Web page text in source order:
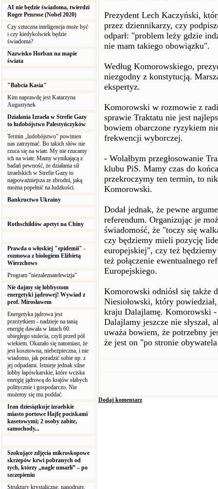
AI nie będzie świadoma, twierdzi
Roger Penrose (Nobel 2020)
Czy sztuczna inteligencja może być
i czy kiedykolwiek będzie
świadoma?
Nazwisko Horban na mapie
świata
"Babcia Kasia"
Kim naprawdę jest Katarzyna
Augustynek
Działania Izraela w Strefie Gazy
to ludobójstwo Palestyńczyków
Termin „ludobójstwo” powinien
nas zatrzymać. Bo takich słów nie
rzuca się na wiatr. My nie rzucamy
ich na wiatr. Mamy wynikającą z
badań pewność, że działania sił
izraelskich w Strefie Gazy to
najpoważniejsza ze zbrodni, jaką
można popełnić na ludzkości.
Bankructwo Ukrainy
Rothschildów apetyt na Chiny
Prawda o włoskiej "epidemii" -
rozmowa z biologiem Elżbietą
Wierzchows
Program "niezaleznatelewizja"
Nie dajmy się lobbystom
energetyki jądrowej! Wywiad z
prof. Mirosławem
Energetyka jądrowa jest
przeżytkiem - nadzieje na tanią
energię dawała w latach 60.
ubiegłego stulecia, czyli przed pół
wiekiem. Okazało się natomiast, że
jest kosztowna, niebezpieczna, i nie
wiadomo, jak poradzić sobie np. z
jej odpadami. Istnieje jednak silne
lobby łapówkarskie, które wciska
energię jądrową do krajów słabych
politycznie i gospodarczo. Nie
możemy się mu poddać.
Iran dziesiątkuje izraelskie
miasto portowe Hajfę pociskami
kasetowymi; 2 osoby zabite,
samochody...
Szokujące zdjęcia mikroskopowe
skrzepów krwi pobranych od
tych, którzy „nagle umarli” – po
szczepieniu
Struktury krystaliczne, nanodruty,
Prezydent Lech Kaczyński,
przez dziennikarzy, czy
odparł: "problem leży gdzie
nie mam takiego obowiązku".
Według Komorowskiego,
niezgodny z konstytucją.
ekspertyz.
Komorowski w rozmowie z
sprawie Traktatu nie jest
bowiem obarczone ryzykiem
frekwencji wyborczej.
- Wolałbym przegłosowanie
klubu PiS. Mamy czas do
przekroczymy ten termin, to
Komorowski.
Dodał jednak, że pewne
referendum. Organizując je
świadomość, że "toczy się
czy będziemy mieli pozycję
europejskiej", czy też
też połączenie ewentualnego
Europejskiego.
Komorowski odniósł się także
Niesiołowski, który
kraju Dalajlamę. Komorowski -
Dalajlamy jeszcze nie słyszał,
uważa bowiem, że potrzebny
że jest on "po stronie
Dodaj komentarz